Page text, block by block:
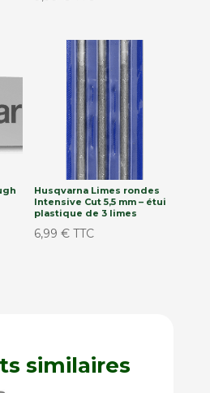
Husqvarna Limes rondes
Intensive Cut 5,5 mm – étui
plastique de 3 limes
6,99€ TTC
similaires